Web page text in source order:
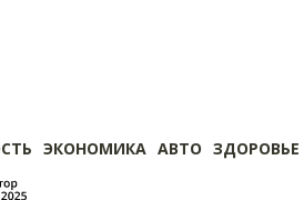
ЭКОНОМИКА АВТО ЗДОРОВЬЕ